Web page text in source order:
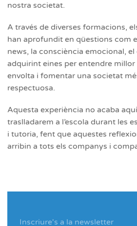
nostra societat.
A través de diverses formacions,
han aprofundit en qüestions com
news, la consciència emocional,
adquirint eines per entendre millor
envolta i fomentar una societat
respectuosa.
Aquesta experiència no acaba
traslladarem a l’escola durant les
i tutoria, fent que aquestes
arribin a tots els companys i